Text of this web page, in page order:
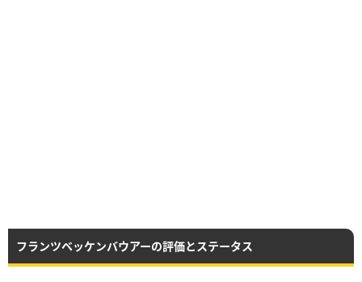
フランツベッケンバウアーの評価とステータス